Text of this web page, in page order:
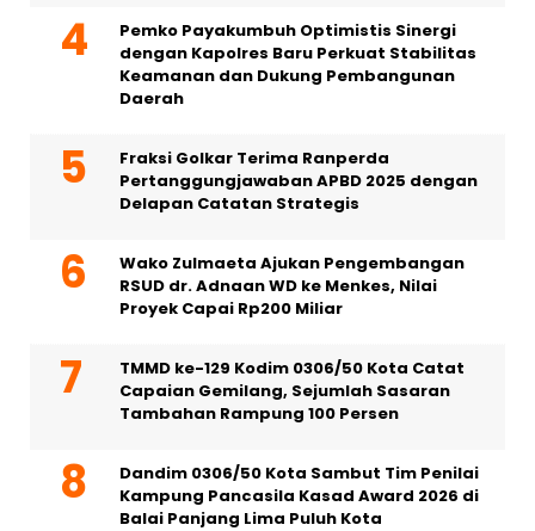
Pemko Payakumbuh Optimistis Sinergi
dengan Kapolres Baru Perkuat Stabilitas
Keamanan dan Dukung Pembangunan
Daerah
Fraksi Golkar Terima Ranperda
Pertanggungjawaban APBD 2025 dengan
Delapan Catatan Strategis
Wako Zulmaeta Ajukan Pengembangan
RSUD dr. Adnaan WD ke Menkes, Nilai
Proyek Capai Rp200 Miliar
TMMD ke-129 Kodim 0306/50 Kota Catat
Capaian Gemilang, Sejumlah Sasaran
Tambahan Rampung 100 Persen
Dandim 0306/50 Kota Sambut Tim Penilai
Kampung Pancasila Kasad Award 2026 di
Balai Panjang Lima Puluh Kota